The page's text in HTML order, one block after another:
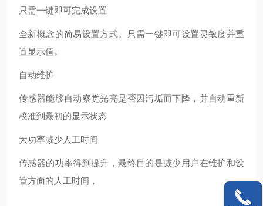
只需一键即可完成设置
全新概念的简易设置方式。只需一键即可设置灵敏度并重
置显示值。
自动维护
传感器能够自动察觉光亮是否因污垢而下降，并自动重新
校准到最初的显示状态
大功率减少人工时间
传感器的功率得到提升，最终目的是减少用户在维护和设
置方面的人工时间，